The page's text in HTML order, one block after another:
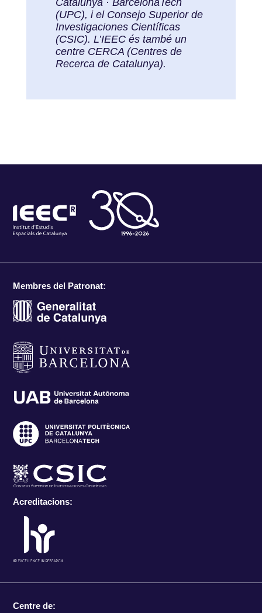
(UPC), i el Consejo Superior de
Investigaciones Científicas
(CSIC). L’IEEC és també un
centre CERCA (Centres de
Recerca de Catalunya).
Membres del Patronat:
Acreditacions:
Centre de: